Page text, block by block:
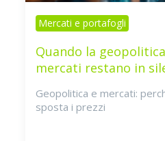
Mercati e portafogli
Quando la
mercati restano in
Geopolitica e mercati:
sposta i prezzi